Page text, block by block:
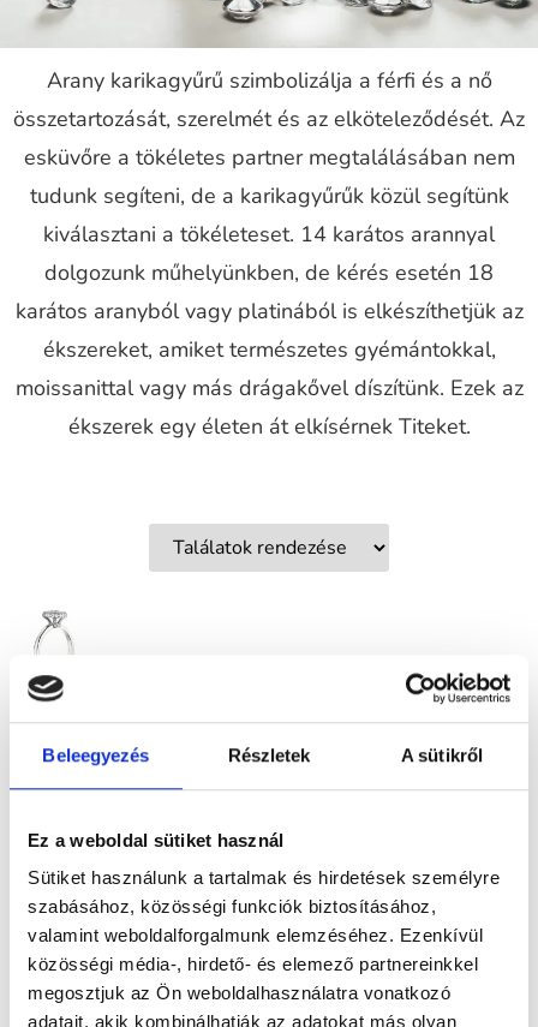
Beleegyezés Részletek A sütikről
Ez a weboldal sütiket használ
Sütiket használunk a tartalmak és hirdetések személyre
szabásához, közösségi funkciók biztosításához,
valamint weboldalforgalmunk elemzéséhez. Ezenkívül
közösségi média-, hirdető- és elemező partnereinkkel
megosztjuk az Ön weboldalhasználatra vonatkozó
adatait, akik kombinálhatják az adatokat más olyan
Arany karikagyűrű szimbolizálja a férfi és a nő
összetartozását, szerelmét és az elköteleződését. Az
esküvőre a tökéletes partner megtalálásában nem
tudunk segíteni, de a karikagyűrűk közül segítünk
kiválasztani a tökéleteset. 14 karátos arannyal
dolgozunk műhelyünkben, de kérés esetén 18
karátos aranyból vagy platinából is elkészíthetjük az
ékszereket, amiket természetes gyémántokkal,
moissanittal vagy más drágakővel díszítünk. Ezek az
ékszerek egy életen át elkísérnek Titeket.
MIRA
gyémánt
eljegyzési
gyűrű össz.
0,82 ct kővel